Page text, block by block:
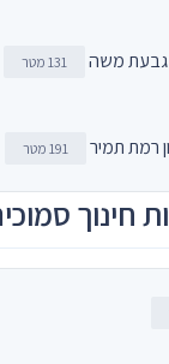
גבעת משה 131 מטר
רמת תמיר 191 מטר
חינוך